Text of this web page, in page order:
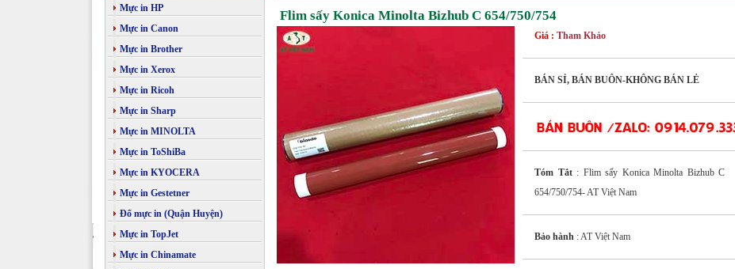
Mực in HP
Mực in Canon
Mực in Brother
Mực in Xerox
Mực in Ricoh
Mực in Sharp
Mực in MINOLTA
Mực in ToShiBa
Mực in KYOCERA
Mực in Gestetner
Đổ mực in (Quận Huyện)
Mực in TopJet
Mực in Chinamate
Flim sấy Konica Minolta Bizhub C 654/750/754
Giá : Tham Khảo
BÁN SỈ, BÁN BUÔN-KHÔNG BÁN LẺ
Tóm Tắt: Flim sấy Konica Minolta Bizhub C
654/750/754- AT Việt Nam
Bảo hành : AT Việt Nam